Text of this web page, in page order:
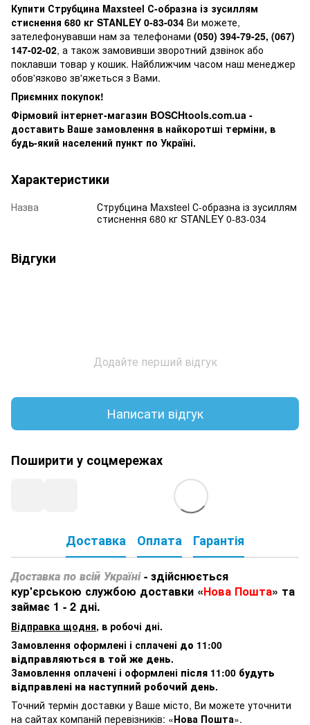
Купити Струбцина Maxsteel С-образна із зусиллям
стиснення 680 кг STANLEY 0-83-034 Ви можете,
зателефонувавши нам за телефонами (050) 394-79-25, (067)
147-02-02, а також замовивши зворотний дзвінок або
поклавши товар у кошик. Найближчим часом наш менеджер
обов'язково зв'яжеться з Вами.
Приємних покупок!
Фірмовий інтернет-магазин BOSCHtools.com.ua -
доставить Ваше замовлення в найкоротші терміни, в
будь-який населений пункт по Україні.
Характеристики
Назва
Струбцина Maxsteel С-образна із зусиллям
стиснення 680 кг STANLEY 0-83-034
Відгуки
Додайте перший відгук
Написати відгук
Поширити у соцмережах
Доставка Оплата Гарантія
Доставка по всій Україні - здійснюється
кур'єрською службою доставки «Нова Пошта» та
займає 1 - 2 дні.
Відправка щодня, в робочі дні.
Замовлення оформлені і сплачені до 11:00
відправляються в той же день.
Замовлення оплачені і оформлені після 11:00 будуть
відправлені на наступний робочий день.
Точний термін доставки у Ваше місто, Ви можете уточнити
на сайтах компаній перевізників: «Нова Пошта».